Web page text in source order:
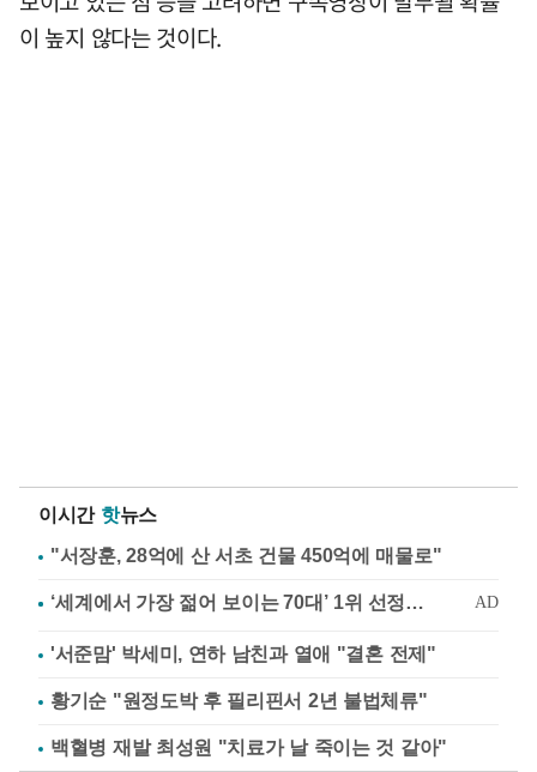
이 높지 않다는 것이다.
이시간 핫뉴스
"서장훈, 28억에 산 서초 건물 450억에 매물로"
'서준맘' 박세미, 연하 남친과 열애 "결혼 전제"
황기순 "원정도박 후 필리핀서 2년 불법체류"
백혈병 재발 최성원 "치료가 날 죽이는 것 같아"